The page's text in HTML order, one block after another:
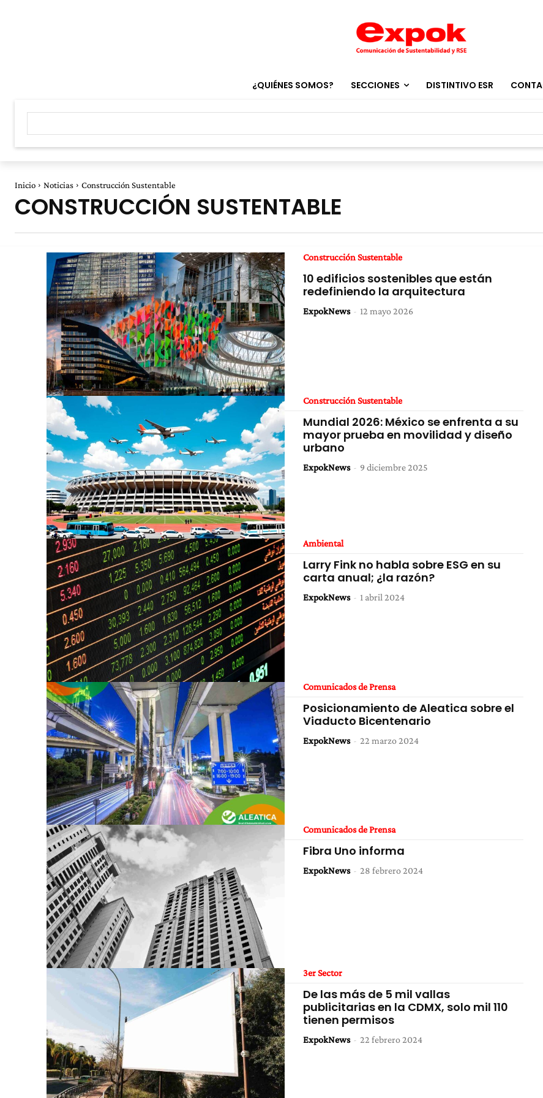
¿QUIÉNES SOMOS? SECCIONES DISTINTIVO ESR
Inicio Noticias Construcción Sustentable
CONSTRUCCIÓN SUSTENTABLE
Construcción Sustentable
10 edificios sostenibles que están
redefiniendo la arquitectura
ExpokNews - 12 mayo 2026
Construcción Sustentable
Mundial 2026: México se enfrenta a su
mayor prueba en movilidad y diseño
urbano
ExpokNews - 9 diciembre 2025
Ambiental
Larry Fink no habla sobre ESG en su
carta anual; ¿la razón?
ExpokNews - 1 abril 2024
Comunicados de Prensa
Posicionamiento de Aleatica sobre el
Viaducto Bicentenario
ExpokNews - 22 marzo 2024
Comunicados de Prensa
Fibra Uno informa
ExpokNews - 28 febrero 2024
3er Sector
De las más de 5 mil vallas
publicitarias en la CDMX, solo mil 110
tienen permisos
ExpokNews - 22 febrero 2024